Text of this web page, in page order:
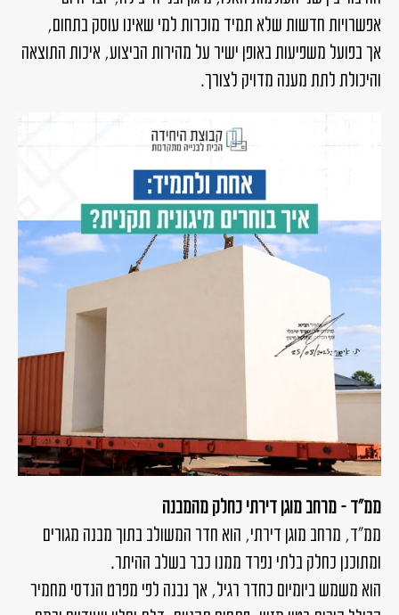
אפשרויות חדשות שלא תמיד מוכרות למי שאינו עוסק בתחום,
אך בפועל משפיעות באופן ישיר על מהירות הביצוע, איכות התוצאה
והיכולת לתת מענה מדויק לצורך.
ממ"ד – מרחב מוגן דירתי כחלק מהמבנה
ממ"ד, מרחב מוגן דירתי, הוא חדר המשולב בתוך מבנה מגורים
ומתוכנן כחלק בלתי נפרד ממנו כבר בשלב ההיתר.
הוא משמש ביומיום כחדר רגיל, אך נבנה לפי מפרט הנדסי מחמיר